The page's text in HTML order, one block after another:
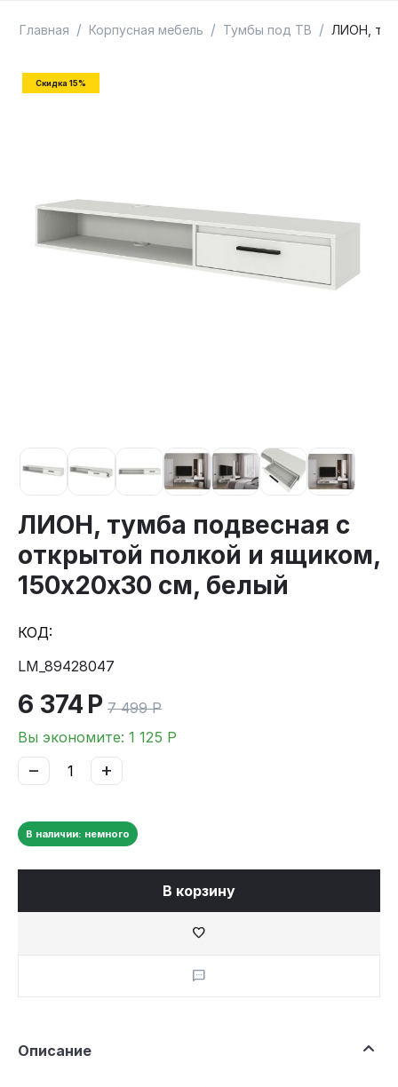
Главная / Корпусная мебель / Тумбы под ТВ / ЛИОН,
Скидка 15%
ЛИОН, тумба подвесная с
открытой полкой и ящиком,
150х20х30 см, белый
КОД:
LM_89428047
6 374 Р 7 499 Р
Вы экономите: 1 125 Р
+
−
В наличии: немного
В корзину
Описание